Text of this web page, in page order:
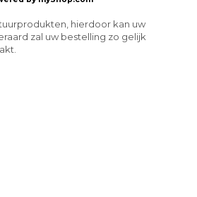
hierdoor kan uw
zal uw bestelling zo gelijk